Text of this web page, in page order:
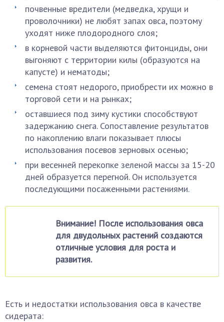
почвенные вредители (медведка, хрущи и
проволочники) не любят запах овса, поэтому
уходят ниже плодородного слоя;
в корневой части выделяются фитонциды, они
выгоняют с территории килы (образуются на
капусте) и нематоды;
семена стоят недорого, приобрести их можно в
торговой сети и на рынках;
оставшиеся под зиму кустики способствуют
задержанию снега. Сопоставление результатов
по накоплению влаги показывает плюсы
использования посевов зерновых осенью;
при весенней перекопке зеленой массы за 15-20
дней образуется перегной. Он используется
последующими посаженными растениями.
Внимание! После использования овса
для двудольных растений создаются
отличные условия для роста и
развития.
Есть и недостатки использования овса в качестве
сидерата: